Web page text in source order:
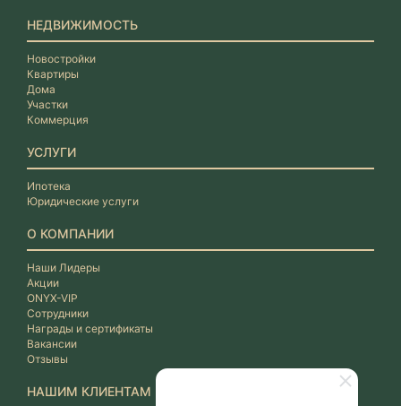
НЕДВИЖИМОСТЬ
Новостройки
Квартиры
Дома
Участки
Коммерция
УСЛУГИ
Ипотека
Юридические услуги
О КОМПАНИИ
Наши Лидеры
Акции
ONYX-VIP
Сотрудники
Награды и сертификаты
Вакансии
Отзывы
НАШИМ КЛИЕНТАМ